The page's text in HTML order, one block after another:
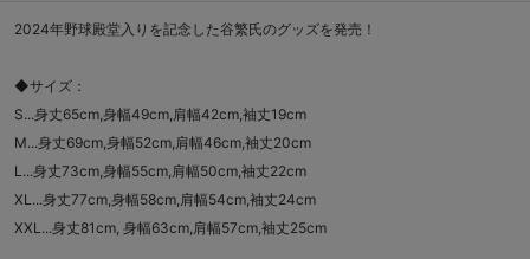
2024年野球殿堂入りを記念した谷繁氏のグッズを発売！
◆サイズ：
S...身丈65cm,身幅49cm,肩幅42cm,袖丈19cm
M...身丈69cm,身幅52cm,肩幅46cm,袖丈20cm
L...身丈73cm,身幅55cm,肩幅50cm,袖丈22cm
XL...身丈77cm,身幅58cm,肩幅54cm,袖丈24cm
XXL...身丈81cm, 身幅63cm,肩幅57cm,袖丈25cm